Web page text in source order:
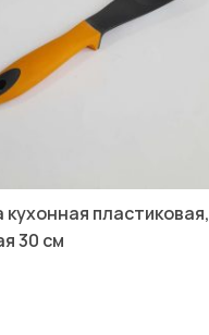
пластиковая,
30 см